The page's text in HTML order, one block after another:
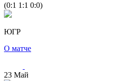
(0:1 1:1 0:0)
ЮГР
О матче
23 Май